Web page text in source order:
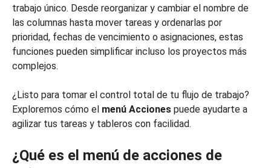
trabajo único. Desde reorganizar y cambiar el nombre de
las columnas hasta mover tareas y ordenarlas por
prioridad, fechas de vencimiento o asignaciones, estas
funciones pueden simplificar incluso los proyectos más
complejos.
¿Listo para tomar el control total de tu flujo de trabajo?
Exploremos cómo el menú Acciones puede ayudarte a
agilizar tus tareas y tableros con facilidad.
¿Qué es el menú de acciones de